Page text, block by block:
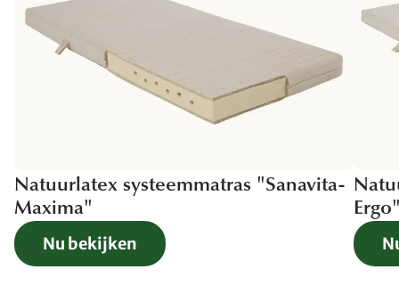
Natuurlatex systeemmatras "Sanavita-
Maxima"
Nu bekijken